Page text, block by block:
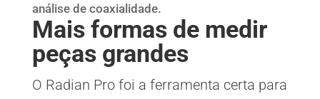
análise de coaxialidade.
Mais formas de medir
peças grandes
O Radian Pro foi a ferramenta certa para